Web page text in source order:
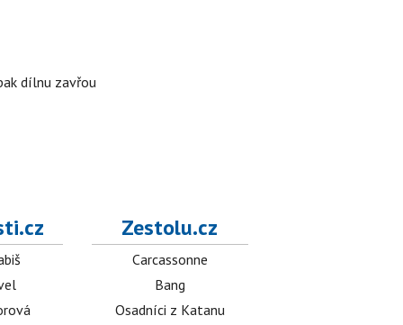
dílnu zavřou
Zestolu.cz
Carcassonne
Bang
Osadníci z Katanu